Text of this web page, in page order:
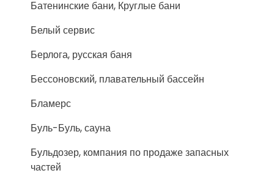
Батенинские бани, Круглые бани
Белый сервис
Берлога, русская баня
Бессоновский, плавательный бассейн
Бламерс
Буль-Буль, сауна
Бульдозер, компания по продаже запасных
частей